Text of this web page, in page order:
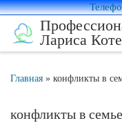
Перейти к
Лариса
Главная » конфликты в
конфликты в семье